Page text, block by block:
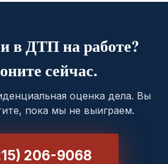
в ДТП на работе?
сейчас.
оценка дела. Вы
пока мы не выиграем.
206-9068